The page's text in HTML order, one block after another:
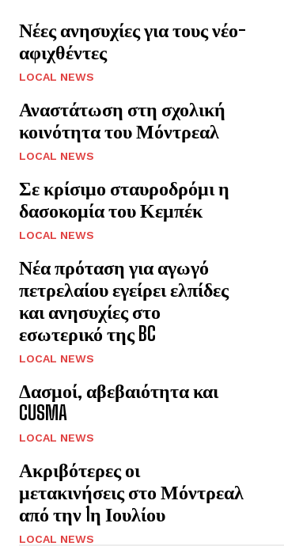
Νέες ανησυχίες για τους νέο-
αφιχθέντες
LOCAL NEWS
Αναστάτωση στη σχολική
κοινότητα του Μόντρεαλ
LOCAL NEWS
Σε κρίσιμο σταυροδρόμι η
δασοκομία του Κεμπέκ
LOCAL NEWS
Νέα πρόταση για αγωγό
πετρελαίου εγείρει ελπίδες
και ανησυχίες στο
εσωτερικό της BC
LOCAL NEWS
Δασμοί, αβεβαιότητα και
CUSMA
LOCAL NEWS
Ακριβότερες οι
μετακινήσεις στο Μόντρεαλ
από την 1η Ιουλίου
LOCAL NEWS